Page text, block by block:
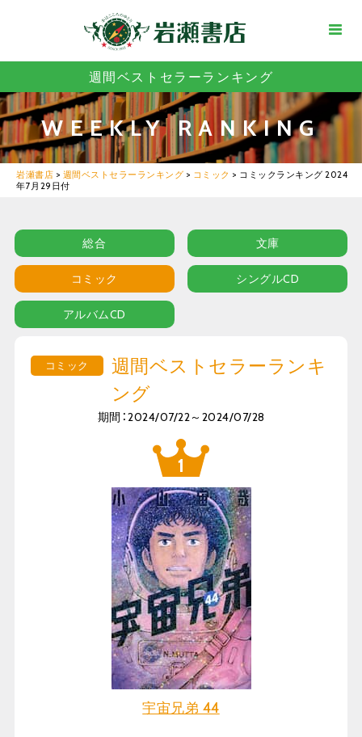
週間ベストセラーランキング
WEEKLY RANKING
岩瀬書店 > 週間ベストセラーランキング > コミック > コミックランキング 2024
年7月29日付
総合 文庫
コミック シングルCD
アルバムCD
コミック
週間ベストセラーランキ
ング
期間：2024/07/22～2024/07/28
宇宙兄弟 44